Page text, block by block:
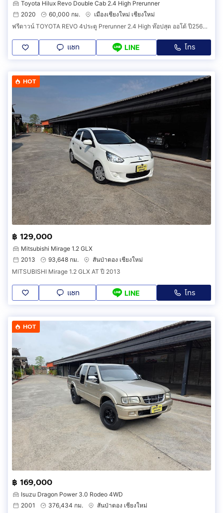
Toyota Hilux Revo Double Cab 2.4 High Prerunner
2020
60,000 กม.
เมืองเชียงใหม่ เชียงใหม่
ฟรีดาวน์ TOYOTA REVO 4ประตู Prerunner 2.4 High ท๊อปสุด ออโต้ ปี2563(2020) วิ่งเพียง 60,000 กม. มือเดียวเชียงใหม่ สีขาว.
แชท LINE โทร
HOT
฿ 129,000
Mitsubishi Mirage 1.2 GLX
2013
93,648 กม.
สันป่าตอง เชียงใหม่
MITSUBISHI Mirage 1.2 GLX AT ปี 2013
แชท LINE โทร
HOT
฿ 169,000
Isuzu Dragon Power 3.0 Rodeo 4WD
2001
376,434 กม.
สันป่าตอง เชียงใหม่